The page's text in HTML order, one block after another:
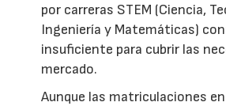
por carreras STEM (Ciencia,
Ingeniería y Matemáticas)
insuficiente para cubrir las
mercado.
Aunque las matriculaciones